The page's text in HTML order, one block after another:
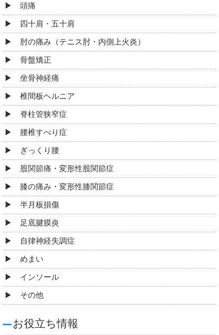
頭痛
四十肩・五十肩
肘の痛み（テニス肘・内側上火炎）
骨盤矯正
坐骨神経痛
椎間板ヘルニア
脊柱管狭窄症
腰椎すべり症
ぎっくり腰
股関節痛・変形性股関節症
膝の痛み・変形性膝関節症
半月板損傷
足底腱膜炎
自律神経失調症
めまい
インソール
その他
お役立ち情報